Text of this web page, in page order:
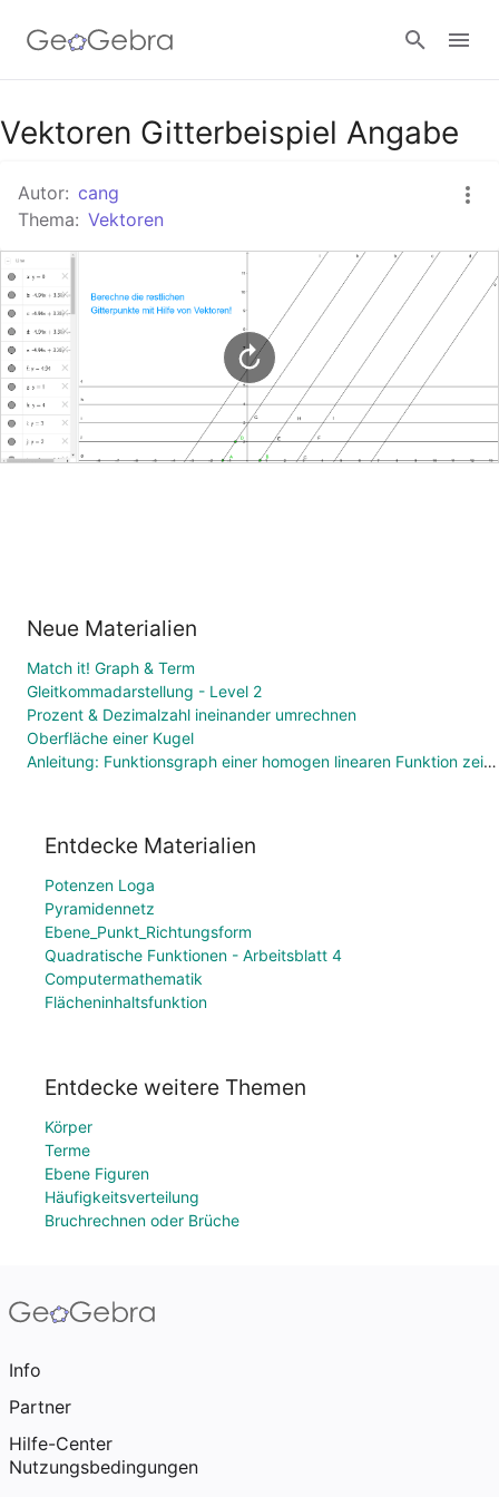
Google Classroom
GeoGebra Classroom
Vektoren Gitterbeispiel Angabe
Autor: cang
Thema: Vektoren
Neue Materialien
Match it! Graph & Term
Gleitkommadarstellung - Level 2
Prozent & Dezimalzahl ineinander umrechnen
Oberfläche einer Kugel
Anleitung: Funktionsgraph einer homogen linearen Funktion zeichnen
Entdecke Materialien
Potenzen Loga
Pyramidennetz
Ebene_Punkt_Richtungsform
Quadratische Funktionen - Arbeitsblatt 4
Computermathematik
Flächeninhaltsfunktion
Entdecke weitere Themen
Körper
Terme
Ebene Figuren
Häufigkeitsverteilung
Bruchrechnen oder Brüche
Info
Partner
Hilfe-Center
Nutzungsbedingungen